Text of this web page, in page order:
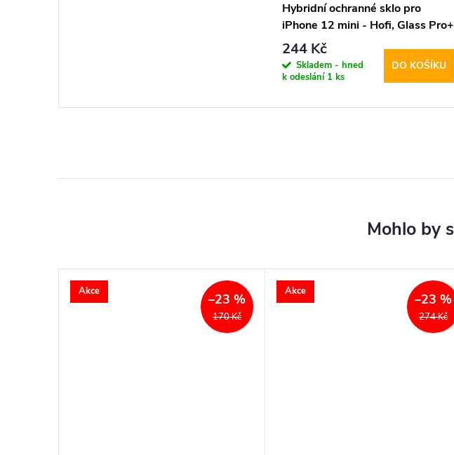
Hybridní ochranné sklo pro
iPhone 12 mini - Hofi, Glass Pro+
244 Kč
Skladem - hned
k odeslání 1 ks
DO KOŠÍKU
Akce
170 Kč
–23 % Akce
274 Kč
–23 %